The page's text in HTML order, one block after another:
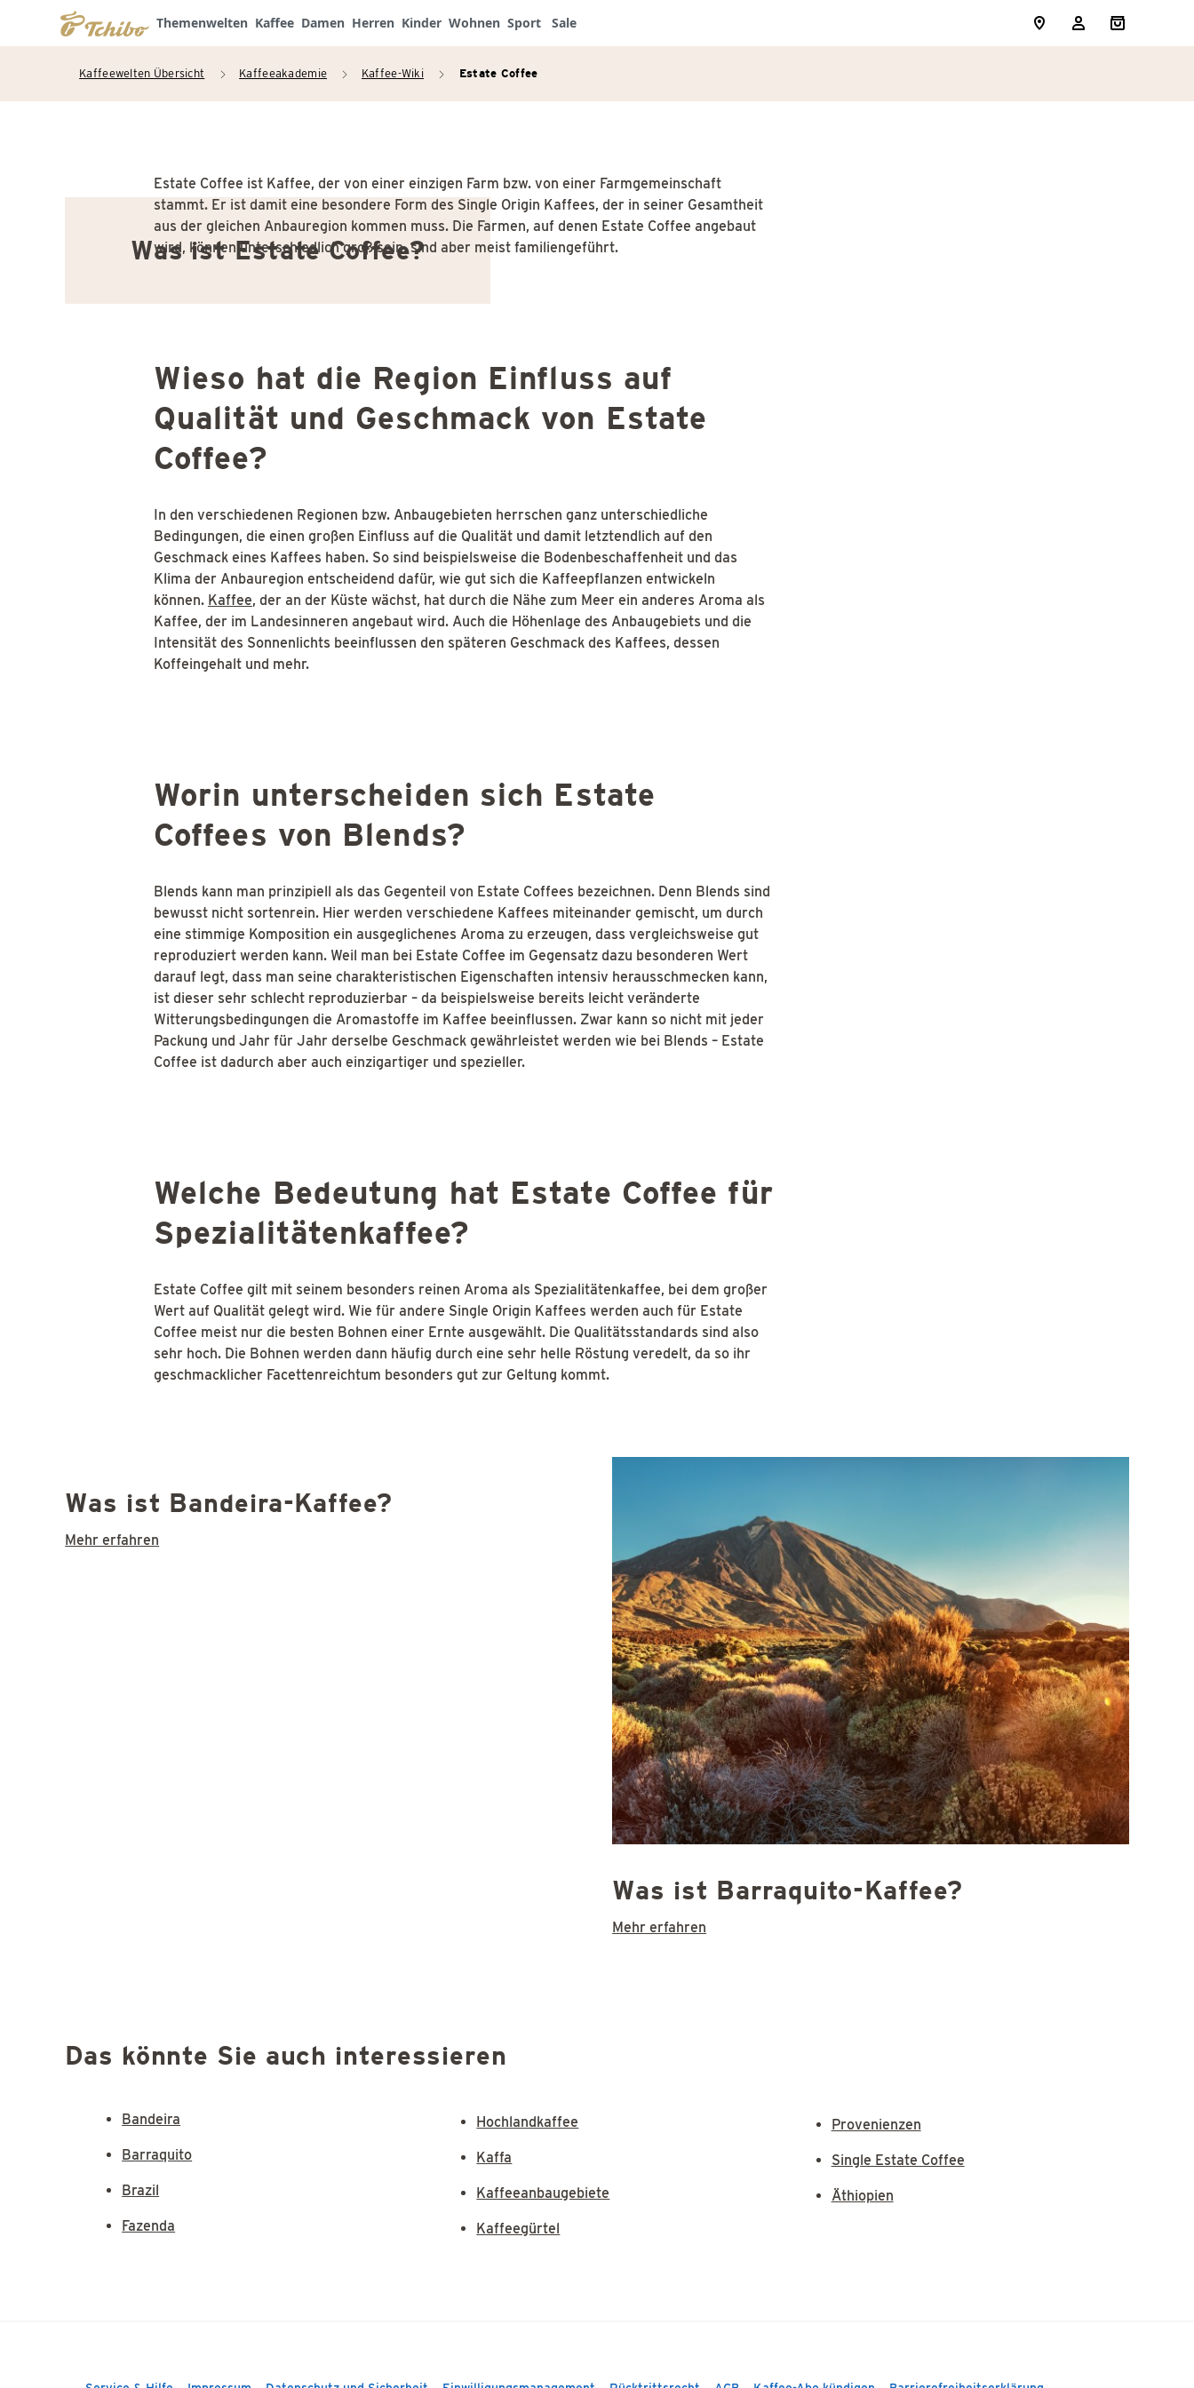
Themenwelten Kaffee Damen Herren Kinder Wohnen Sport Sale
Kaffeewelten Übersicht arrow_right Kaffeeakademie arrow_right Kaffee-Wiki arrow_right Estate Coffee
Was ist Estate Coffee?
Estate Coffee ist Kaffee, der von einer einzigen Farm bzw. von einer Farmgemeinschaft
stammt. Er ist damit eine besondere Form des Single Origin Kaffees, der in seiner Gesamtheit
aus der gleichen Anbauregion kommen muss. Die Farmen, auf denen Estate Coffee angebaut
wird, können unterschiedlich groß sein, sind aber meist familiengeführt.
Wieso hat die Region Einfluss auf
Qualität und Geschmack von Estate
Coffee?
In den verschiedenen Regionen bzw. Anbaugebieten herrschen ganz unterschiedliche
Bedingungen, die einen großen Einfluss auf die Qualität und damit letztendlich auf den
Geschmack eines Kaffees haben. So sind beispielsweise die Bodenbeschaffenheit und das
Klima der Anbauregion entscheidend dafür, wie gut sich die Kaffeepflanzen entwickeln
können. Kaffee, der an der Küste wächst, hat durch die Nähe zum Meer ein anderes Aroma als
Kaffee, der im Landesinneren angebaut wird. Auch die Höhenlage des Anbaugebiets und die
Intensität des Sonnenlichts beeinflussen den späteren Geschmack des Kaffees, dessen
Koffeingehalt und mehr.
Worin unterscheiden sich Estate
Coffees von Blends?
Blends kann man prinzipiell als das Gegenteil von Estate Coffees bezeichnen. Denn Blends sind
bewusst nicht sortenrein. Hier werden verschiedene Kaffees miteinander gemischt, um durch
eine stimmige Komposition ein ausgeglichenes Aroma zu erzeugen, dass vergleichsweise gut
reproduziert werden kann. Weil man bei Estate Coffee im Gegensatz dazu besonderen Wert
darauf legt, dass man seine charakteristischen Eigenschaften intensiv herausschmecken kann,
ist dieser sehr schlecht reproduzierbar – da beispielsweise bereits leicht veränderte
Witterungsbedingungen die Aromastoffe im Kaffee beeinflussen. Zwar kann so nicht mit jeder
Packung und Jahr für Jahr derselbe Geschmack gewährleistet werden wie bei Blends – Estate
Coffee ist dadurch aber auch einzigartiger und spezieller.
Welche Bedeutung hat Estate Coffee für
Spezialitätenkaffee?
Estate Coffee gilt mit seinem besonders reinen Aroma als Spezialitätenkaffee, bei dem großer
Wert auf Qualität gelegt wird. Wie für andere Single Origin Kaffees werden auch für Estate
Coffee meist nur die besten Bohnen einer Ernte ausgewählt. Die Qualitätsstandards sind also
sehr hoch. Die Bohnen werden dann häufig durch eine sehr helle Röstung veredelt, da so ihr
geschmacklicher Facettenreichtum besonders gut zur Geltung kommt.
Was ist Bandeira-Kaffee?
Mehr erfahren
Was ist Barraquito-Kaffee?
Mehr erfahren
Das könnte Sie auch interessieren
Bandeira
Barraquito
Brazil
Fazenda
Hochlandkaffee
Kaffa
Kaffeeanbaugebiete
Kaffeegürtel
Provenienzen
Single Estate Coffee
Äthiopien